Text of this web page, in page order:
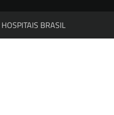
HOSPITAIS BRASIL